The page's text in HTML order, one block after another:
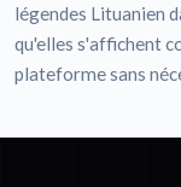
légendes Lituanien
qu'elles s'affichent
plateforme sans